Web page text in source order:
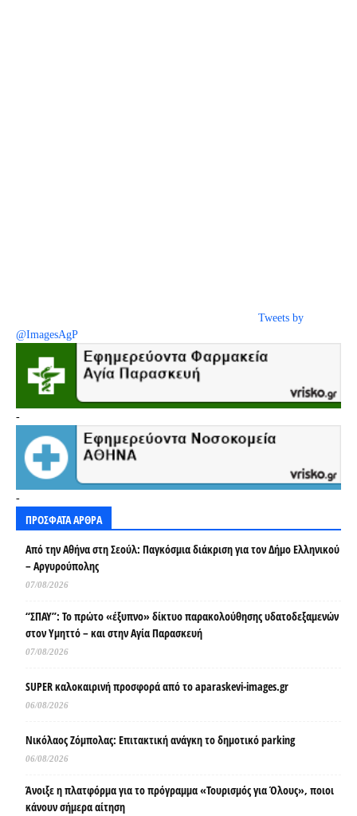
Tweets by
@ImagesAgP
-
-
ΠΡΟΣΦΑΤΑ ΑΡΘΡΑ
Από την Αθήνα στη Σεούλ: Παγκόσμια διάκριση για τον Δήμο Ελληνικού
– Αργυρούπολης
07/08/2026
“ΣΠΑΥ”: Το πρώτο «έξυπνο» δίκτυο παρακολούθησης υδατοδεξαμενών
στον Υμηττό – και στην Αγία Παρασκευή
07/08/2026
SUPER καλοκαιρινή προσφορά από το aparaskevi-images.gr
06/08/2026
Νικόλαος Ζόμπολας: Επιτακτική ανάγκη το δημοτικό parking
06/08/2026
Άνοιξε η πλατφόρμα για το πρόγραμμα «Τουρισμός για Όλους», ποιοι
κάνουν σήμερα αίτηση